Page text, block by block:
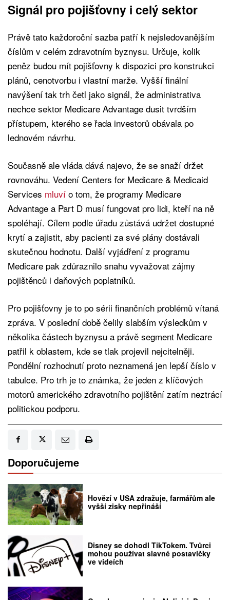
Signál pro pojišťovny i celý sektor
Právě tato každoroční sazba patří k nejsledovanějším
číslům v celém zdravotním byznysu. Určuje, kolik
peněz budou mít pojišťovny k dispozici pro konstrukci
plánů, cenotvorbu i vlastní marže. Vyšší finální
navýšení tak trh četl jako signál, že administrativa
nechce sektor Medicare Advantage dusit tvrdším
přístupem, kterého se řada investorů obávala po
lednovém návrhu.
Současně ale vláda dává najevo, že se snaží držet
rovnováhu. Vedení Centers for Medicare & Medicaid
Services mluví o tom, že programy Medicare
Advantage a Part D musí fungovat pro lidi, kteří na ně
spoléhají. Cílem podle úřadu zůstává udržet dostupné
krytí a zajistit, aby pacienti za své plány dostávali
skutečnou hodnotu. Další vyjádření z programu
Medicare pak zdůraznilo snahu vyvažovat zájmy
pojištěnců i daňových poplatníků.
Pro pojišťovny je to po sérii finančních problémů vítaná
zpráva. V poslední době čelily slabším výsledkům v
několika částech byznysu a právě segment Medicare
patřil k oblastem, kde se tlak projevil nejcitelněji.
Pondělní rozhodnutí proto neznamená jen lepší číslo v
tabulce. Pro trh je to známka, že jeden z klíčových
motorů amerického zdravotního pojištění zatím neztrácí
politickou podporu.
Doporučujeme
Hovězí v USA zdražuje, farmářům ale
vyšší zisky nepřináší
Disney se dohodl TikTokem. Tvůrci
mohou používat slavné postavičky
ve videích